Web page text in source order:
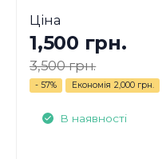
Ціна
1,500 грн.
3,500 грн.
- 57% Економія 2,000 грн.
В наявності